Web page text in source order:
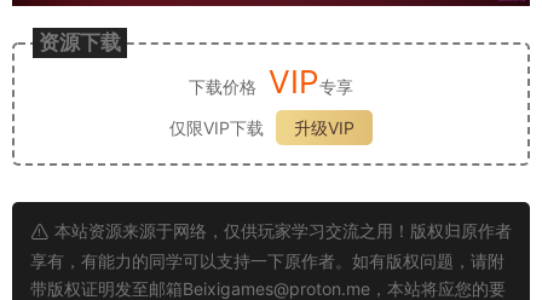
资源下载
下载价格 VIP专享
仅限VIP下载
升级VIP
本站资源来源于网络，仅供玩家学习交流之用！版权归原作者
享有，有能力的同学可以支持一下原作者。如有版权问题，请附
带版权证明发至邮箱Beixigames@proton.me ，本站将应您的要